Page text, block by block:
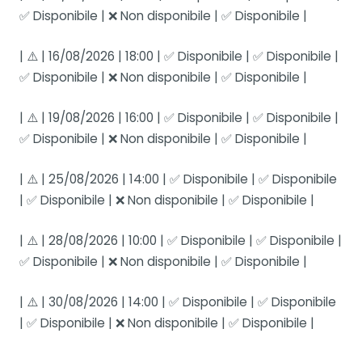
✅ Disponibile | ❌ Non disponibile | ✅ Disponibile |
| ⚠️ | 16/08/2026 | 18:00 | ✅ Disponibile | ✅ Disponibile |
✅ Disponibile | ❌ Non disponibile | ✅ Disponibile |
| ⚠️ | 19/08/2026 | 16:00 | ✅ Disponibile | ✅ Disponibile |
✅ Disponibile | ❌ Non disponibile | ✅ Disponibile |
| ⚠️ | 25/08/2026 | 14:00 | ✅ Disponibile | ✅ Disponibile
| ✅ Disponibile | ❌ Non disponibile | ✅ Disponibile |
| ⚠️ | 28/08/2026 | 10:00 | ✅ Disponibile | ✅ Disponibile |
✅ Disponibile | ❌ Non disponibile | ✅ Disponibile |
| ⚠️ | 30/08/2026 | 14:00 | ✅ Disponibile | ✅ Disponibile
| ✅ Disponibile | ❌ Non disponibile | ✅ Disponibile |